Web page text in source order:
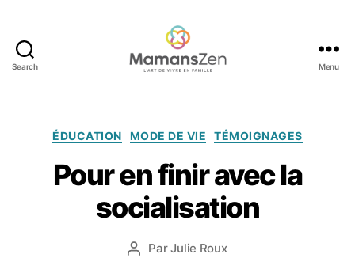
Search Menu
Catégories
ÉDUCATION MODE DE VIE TÉMOIGNAGES
Pour en finir avec la
socialisation
Auteur
ParJulie Roux
Date
4
m
a
s